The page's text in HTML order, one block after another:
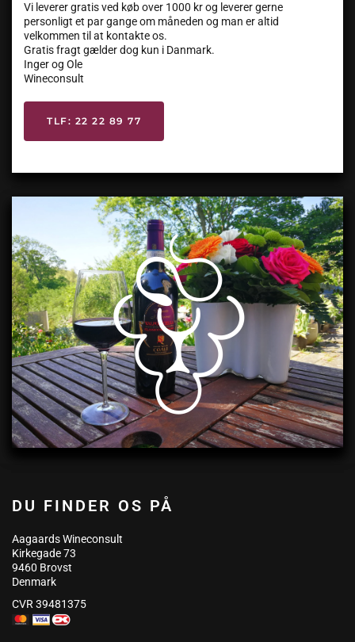
Vi leverer gratis ved køb over 1000 kr og leverer gerne
personligt et par gange om måneden og man er altid
velkommen til at kontakte os.
Gratis fragt gælder dog kun i Danmark.
Inger og Ole
Wineconsult
TLF: 22 22 89 77
DU FINDER OS PÅ
Aagaards Wineconsult
Kirkegade 73
9460 Brovst
Denmark
CVR 39481375